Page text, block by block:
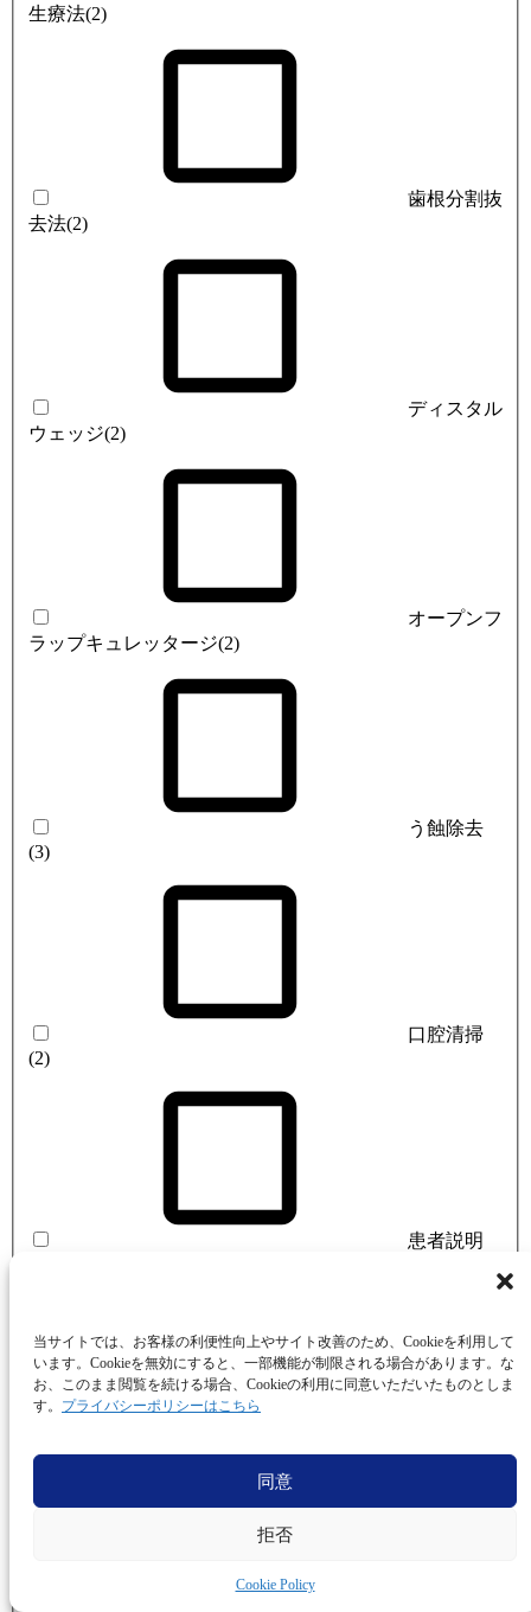
当サイトでは、お客様の利便性向上やサイト改善のため、Cookieを利用して
います。Cookieを無効にすると、一部機能が制限される場合があります。な
お、このまま閲覧を続ける場合、Cookieの利用に同意いただいたものとしま
す。 プライバシーポリシーはこちら
同意
拒否
Cookie Policy
生療法(2)
歯根分割抜
去法(2)
ディスタル
ウェッジ(2)
オープンフ
ラップキュレッタージ(2)
う蝕除去
(3)
口腔清掃
(2)
患者説明